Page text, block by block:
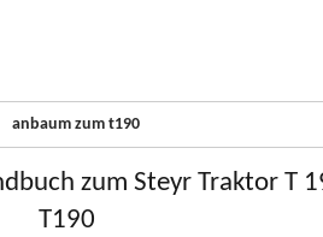
zum Steyr Traktor T
T190